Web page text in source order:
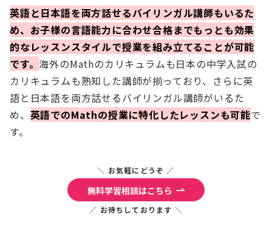
英語と日本語を両方話せるバイリンガル講師もいるた
め、お子様の言語能力に合わせ合格までもっとも効果
的なレッスンスタイルで授業を組み立てることが可能
です。海外のMathのカリキュラムも日本の中学入試の
カリキュラムも熟知した講師が揃っており、さらに英
語と日本語を両方話せるバイリンガル講師がいるた
め、 英語でのMathの授業に特化したレッスンも可能で
す。
＼ お気軽にどうぞ ／
無料学習相談はこちら
／ お待ちしております ＼